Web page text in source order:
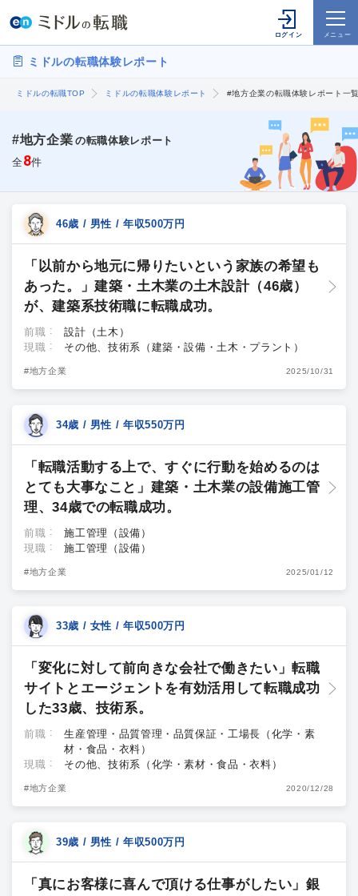
ミドルの転職体験レポート
ミドルの転職TOP ミドルの転職体験レポート #地方企業の転職体験レポート一
#地方企業 の転職体験レポート
全8件
46歳 / 男性 / 年収500万円
「以前から地元に帰りたいという家族の希望も
あった。」建築・土木業の土木設計（46歳）
が、建築系技術職に転職成功。
前職
設計（土木）
現職
その他、技術系（建築・設備・土木・プラント）
#地方企業 2025/10/31
34歳 / 男性 / 年収550万円
「転職活動する上で、すぐに行動を始めるのは
とても大事なこと」建築・土木業の設備施工管
理、34歳での転職成功。
前職
施工管理（設備）
現職
施工管理（設備）
#地方企業 2025/01/12
33歳 / 女性 / 年収500万円
「変化に対して前向きな会社で働きたい」転職
サイトとエージェントを有効活用して転職成功
した33歳、技術系。
前職
生産管理・品質管理・品質保証・工場長（化学・素
材・食品・衣料）
現職
その他、技術系（化学・素材・食品・衣料）
#地方企業 2020/12/28
39歳 / 男性 / 年収500万円
「真にお客様に喜んで頂ける仕事がしたい」銀